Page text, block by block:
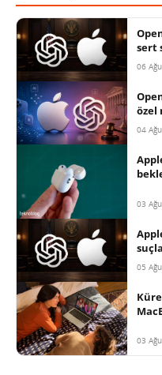
sert
06
özel
04
03
05
03